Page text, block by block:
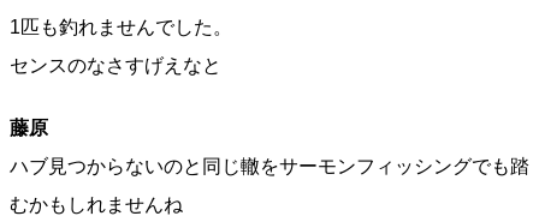
1匹も釣れませんでした。
センスのなさすげえなと
藤原
ハブ見つからないのと同じ轍をサーモンフィッシングでも踏
むかもしれませんね